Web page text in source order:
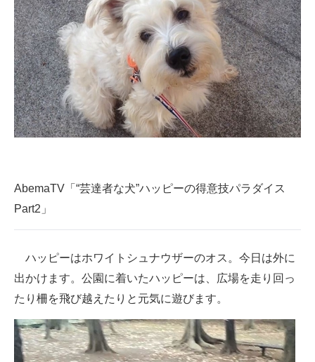
好きが集まる 比べて選べる
ビジネスと働き方のヒント
AI活用のいまが分かる
企業ITのトレンドを詳説
ITエンジニア向け専門サイト
IT製品の技術・比較・事例
製造業のIT導入・活用を支援
モノづくり技術者専門サイト
エレクトロニクス専門サイト
AbemaTV「“芸達者な犬”ハッピーの得意技パラダイス
Part2」
ハッピーはホワイトシュナウザーのオス。今日は外に
出かけます。公園に着いたハッピーは、広場を走り回っ
たり柵を飛び越えたりと元気に遊びます。